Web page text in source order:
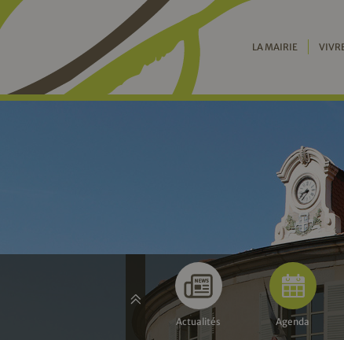
LA MAIRIE
Actualités Agenda